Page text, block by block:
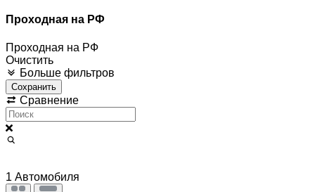
Проходная на РФ
Проходная на РФ
Очистить
Больше фильтров
Сохранить
Сравнение
1 Автомобиля